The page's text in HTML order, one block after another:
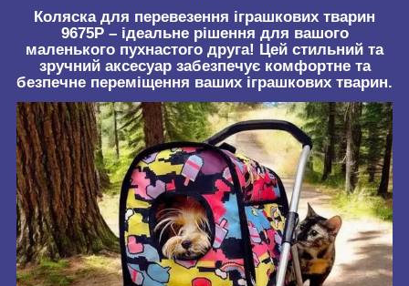
Коляска для перевезення іграшкових тварин
9675P – ідеальне рішення для вашого
маленького пухнастого друга! Цей стильний та
зручний аксесуар забезпечує комфортне та
безпечне переміщення ваших іграшкових тварин.